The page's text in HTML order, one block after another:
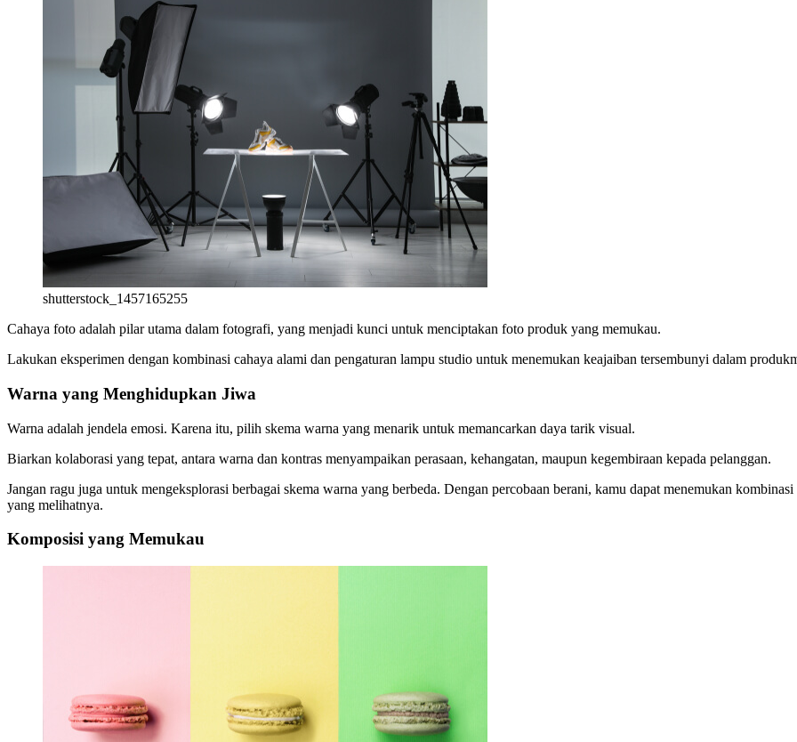
shutterstock_1457165255
Cahaya foto adalah pilar utama dalam fotografi, yang menjadi kunci untuk menciptakan foto produk yang memukau.
Lakukan eksperimen dengan kombinasi cahaya alami dan pengaturan lampu studio untuk menemukan keajaiban tersembunyi dalam
Warna yang Menghidupkan Jiwa
Warna adalah jendela emosi. Karena itu, pilih skema warna yang menarik untuk memancarkan daya tarik visual.
Biarkan kolaborasi yang tepat, antara warna dan kontras menyampaikan perasaan, kehangatan, maupun kegembiraan kepada pelanggan.
Jangan ragu juga untuk mengeksplorasi berbagai skema warna yang berbeda. Dengan percobaan berani, kamu dapat menemukan
yang melihatnya.
Komposisi yang Memukau